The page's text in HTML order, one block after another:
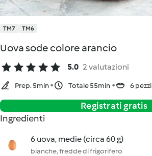
TM7 TM6
Uova sode colore arancio
5.0 2 valutazioni
Prep. 5min Totale 55min 6 pezzi
Registrati gratis
Ingredienti
6 uova, medie (circa 60 g)
bianche, fredde di frigorifero